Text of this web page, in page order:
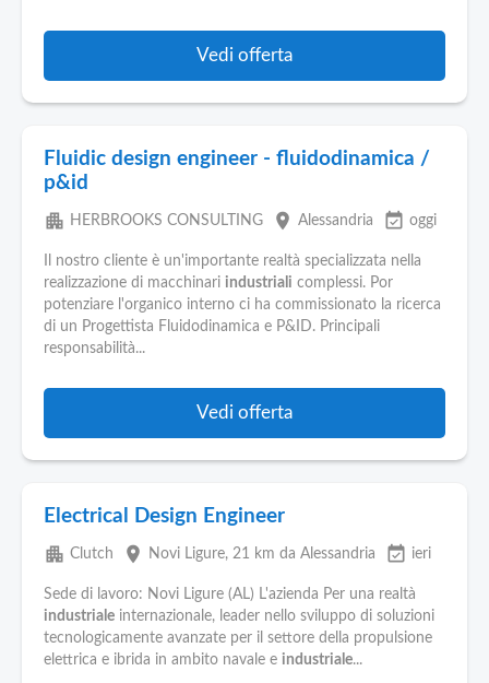
Vedi offerta
Fluidic design engineer - fluidodinamica /
p&id
apartment HERBROOKS CONSULTING place Alessandria event_available oggi
Il nostro cliente è un'importante realtà specializzata nella
realizzazione di macchinari industriali complessi. Por
potenziare l'organico interno ci ha commissionato la ricerca
di un Progettista Fluidodinamica e P&ID. Principali
responsabilità...
Vedi offerta
Electrical Design Engineer
apartment Clutch place Novi Ligure, 21 km da Alessandria event_available ieri
Sede di lavoro: Novi Ligure (AL) L'azienda Per una realtà
industriale internazionale, leader nello sviluppo di soluzioni
tecnologicamente avanzate per il settore della propulsione
elettrica e ibrida in ambito navale e industriale...